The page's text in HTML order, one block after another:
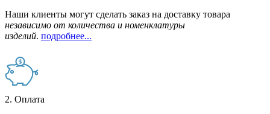
Наши клиенты могут сделать заказ на доставку товара
независимо от количества и номенклатуры
изделий. подробнее...
2. Оплата